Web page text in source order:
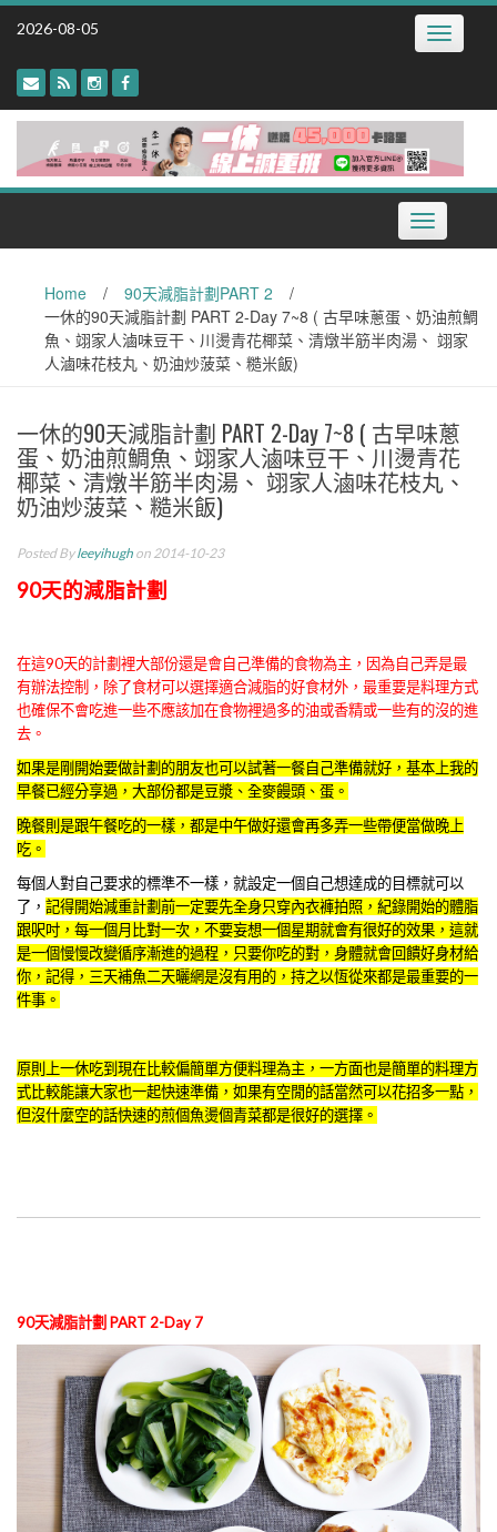
Skip
2026-08-05 Toggle
Toggle
navigation
Home / 90天減脂計劃PART 2
/
一休的90天減脂計劃 PART 2-Day 7~8 ( 古早味蔥蛋、奶油煎鯛
魚、翊家人滷味豆干、川燙青花椰菜、清燉半筋半肉湯、 翊家
人滷味花枝丸、奶油炒菠菜、糙米飯)
一休的90天減脂計劃 PART 2-Day 7~8 ( 古早味蔥
蛋、奶油煎鯛魚、翊家人滷味豆干、川燙青花
椰菜、清燉半筋半肉湯、 翊家人滷味花枝丸、
奶油炒菠菜、糙米飯)
Posted Byleeyihugh on 2014-10-23
90天的減脂計劃
在這90天的計劃裡大部份還是會自己準備的食物為主，因為自己弄是最
有辦法控制，除了食材可以選擇適合減脂的好食材外，最重要是料理方式
也確保不會吃進一些不應該加在食物裡過多的油或香精或一些有的沒的進
去。
如果是剛開始要做計劃的朋友也可以試著一餐自己準備就好，基本上我的
早餐已經分享過，大部份都是豆漿、全麥饅頭、蛋。
晚餐則是跟午餐吃的一樣，都是中午做好還會再多弄一些帶便當做晚上
吃。
每個人對自己要求的標準不一樣，就設定一個自己想達成的目標就可以
了， 記得開始減重計劃前一定要先全身只穿內衣褲拍照，紀錄開始的體脂
跟呎吋，每一個月比對一次，不要妄想一個星期就會有很好的效果，這就
是一個慢慢改變循序漸進的過程，只要你吃的對，身體就會回饋好身材給
你，記得，三天補魚二天曬網是沒有用的，持之以恆從來都是最重要的一
件事。
原則上一休吃到現在比較偏簡單方便料理為主，一方面也是簡單的料理方
式比較能讓大家也一起快速準備，如果有空閒的話當然可以花招多一點，
但沒什麼空的話快速的煎個魚燙個青菜都是很好的選擇。
90天減脂計劃 PART 2-Day 7